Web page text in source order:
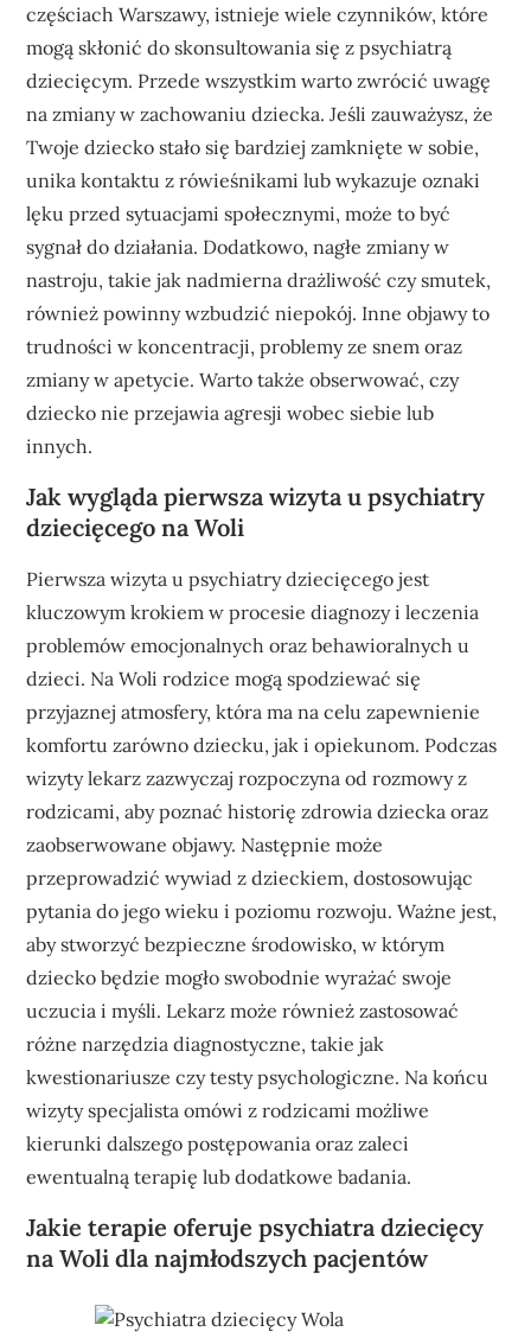
częściach Warszawy, istnieje wiele czynników, które
mogą skłonić do skonsultowania się z psychiatrą
dziecięcym. Przede wszystkim warto zwrócić uwagę
na zmiany w zachowaniu dziecka. Jeśli zauważysz, że
Twoje dziecko stało się bardziej zamknięte w sobie,
unika kontaktu z rówieśnikami lub wykazuje oznaki
lęku przed sytuacjami społecznymi, może to być
sygnał do działania. Dodatkowo, nagłe zmiany w
nastroju, takie jak nadmierna drażliwość czy smutek,
również powinny wzbudzić niepokój. Inne objawy to
trudności w koncentracji, problemy ze snem oraz
zmiany w apetycie. Warto także obserwować, czy
dziecko nie przejawia agresji wobec siebie lub
innych.
Jak wygląda pierwsza wizyta u psychiatry
dziecięcego na Woli
Pierwsza wizyta u psychiatry dziecięcego jest
kluczowym krokiem w procesie diagnozy i leczenia
problemów emocjonalnych oraz behawioralnych u
dzieci. Na Woli rodzice mogą spodziewać się
przyjaznej atmosfery, która ma na celu zapewnienie
komfortu zarówno dziecku, jak i opiekunom. Podczas
wizyty lekarz zazwyczaj rozpoczyna od rozmowy z
rodzicami, aby poznać historię zdrowia dziecka oraz
zaobserwowane objawy. Następnie może
przeprowadzić wywiad z dzieckiem, dostosowując
pytania do jego wieku i poziomu rozwoju. Ważne jest,
aby stworzyć bezpieczne środowisko, w którym
dziecko będzie mogło swobodnie wyrażać swoje
uczucia i myśli. Lekarz może również zastosować
różne narzędzia diagnostyczne, takie jak
kwestionariusze czy testy psychologiczne. Na końcu
wizyty specjalista omówi z rodzicami możliwe
kierunki dalszego postępowania oraz zaleci
ewentualną terapię lub dodatkowe badania.
Jakie terapie oferuje psychiatra dziecięcy
na Woli dla najmłodszych pacjentów